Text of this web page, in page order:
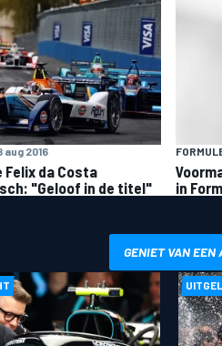
aug 2016
Felix da Costa
"Geloof in de titel"
in
GENIET VAN EEN